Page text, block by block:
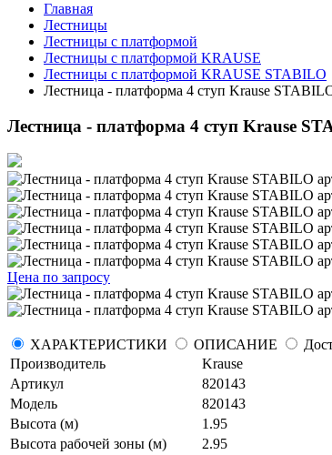
Главная
Лестницы
Лестницы с платформой
Лестницы с платформой KRAUSE
Лестницы с платформой KRAUSE STABILO
Лестница - платформа 4 ступ Krause
Лестница - платформа 4 ступ Krause
Цена по запросу
ХАРАКТЕРИСТИКИ ОПИСАНИЕ
Производитель
Krause
Артикул
820143
Модель
820143
Высота (м)
1.95
Высота рабочей зоны (м)
2.95